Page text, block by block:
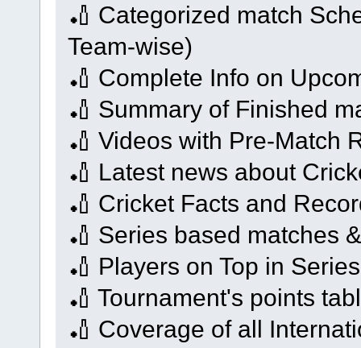
🏏 Categorized match
Team-wise)
🏏 Complete Info on
🏏 Summary of Finished
🏏 Videos with Pre-Match
🏏 Latest news about
🏏 Cricket Facts and
🏏 Series based matches
🏏 Players on Top in
🏏 Tournament's points
🏏 Coverage of all